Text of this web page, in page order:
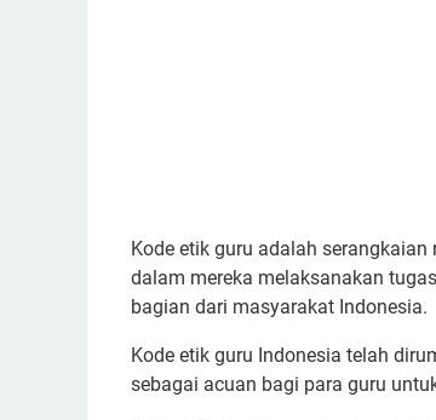
Kode etik guru adalah
dalam mereka melaksanakan
bagian dari masyarakat Indonesia.
Kode etik guru Indonesia telah
sebagai acuan bagi para guru